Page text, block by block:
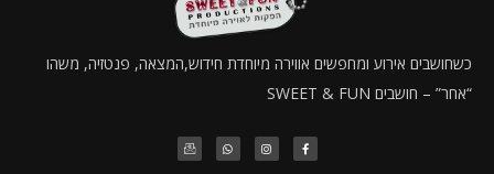
כשחושבים אירוע ומחפשים אווירה מיוחדת חידוש,המצאה, פנטזיה, משהו
“אחר” – חושבים SWEET & FUN